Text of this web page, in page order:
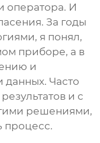
оператора. И
За годы
я понял,
приборе, а в
и
Часто
и с
решениями,
процесс.